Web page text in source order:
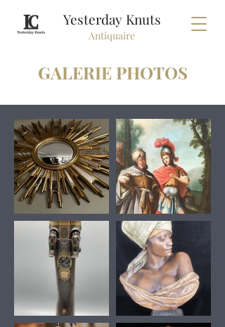
Yesterday Knuts
Antiquaire
GALERIE PHOTOS